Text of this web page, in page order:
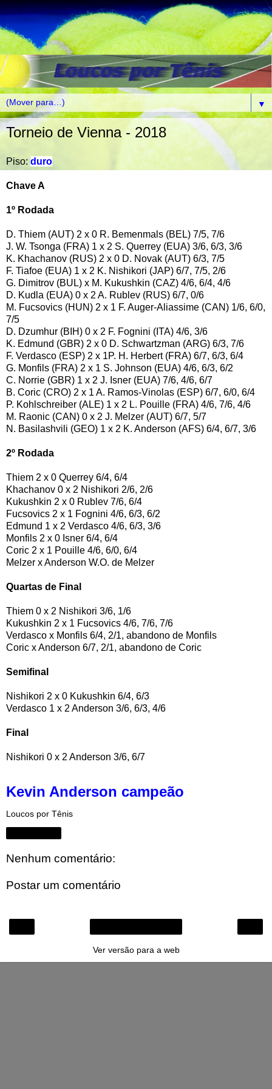
▼
Torneio de Vienna - 2018
Piso: duro
Chave A
1º Rodada
D. Thiem (AUT) 2 x 0 R. Bemenmals (BEL) 7/5, 7/6
J. W. Tsonga (FRA) 1 x 2 S. Querrey (EUA) 3/6, 6/3, 3/6
K. Khachanov (RUS) 2 x 0 D. Novak (AUT) 6/3, 7/5
F. Tiafoe (EUA) 1 x 2 K. Nishikori (JAP) 6/7, 7/5, 2/6
G. Dimitrov (BUL) x M. Kukushkin (CAZ) 4/6, 6/4, 4/6
D. Kudla (EUA) 0 x 2 A. Rublev (RUS) 6/7, 0/6
M. Fucsovics (HUN) 2 x 1 F. Auger-Aliassime (CAN) 1/6, 6/0,
7/5
D. Dzumhur (BIH) 0 x 2 F. Fognini (ITA) 4/6, 3/6
K. Edmund (GBR) 2 x 0 D. Schwartzman (ARG) 6/3, 7/6
F. Verdasco (ESP) 2 x 1P. H. Herbert (FRA) 6/7, 6/3, 6/4
G. Monfils (FRA) 2 x 1 S. Johnson (EUA) 4/6, 6/3, 6/2
C. Norrie (GBR) 1 x 2 J. Isner (EUA) 7/6, 4/6, 6/7
B. Coric (CRO) 2 x 1 A. Ramos-Vinolas (ESP) 6/7, 6/0, 6/4
P. Kohlschreiber (ALE) 1 x 2 L. Pouille (FRA) 4/6, 7/6, 4/6
M. Raonic (CAN) 0 x 2 J. Melzer (AUT) 6/7, 5/7
N. Basilashvili (GEO) 1 x 2 K. Anderson (AFS) 6/4, 6/7, 3/6
2º Rodada
Thiem 2 x 0 Querrey 6/4, 6/4
Khachanov 0 x 2 Nishikori 2/6, 2/6
Kukushkin 2 x 0 Rublev 7/6, 6/4
Fucsovics 2 x 1 Fognini 4/6, 6/3, 6/2
Edmund 1 x 2 Verdasco 4/6, 6/3, 3/6
Monfils 2 x 0 Isner 6/4, 6/4
Coric 2 x 1 Pouille 4/6, 6/0, 6/4
Melzer x Anderson W.O. de Melzer
Quartas de Final
Thiem 0 x 2 Nishikori 3/6, 1/6
Kukushkin 2 x 1 Fucsovics 4/6, 7/6, 7/6
Verdasco x Monfils 6/4, 2/1, abandono de Monfils
Coric x Anderson 6/7, 2/1, abandono de Coric
Semifinal
Nishikori 2 x 0 Kukushkin 6/4, 6/3
Verdasco 1 x 2 Anderson 3/6, 6/3, 4/6
Final
Nishikori 0 x 2 Anderson 3/6, 6/7
Kevin Anderson campeão
Loucos por Tênis
Nenhum comentário:
Postar um comentário
Ver versão para a web